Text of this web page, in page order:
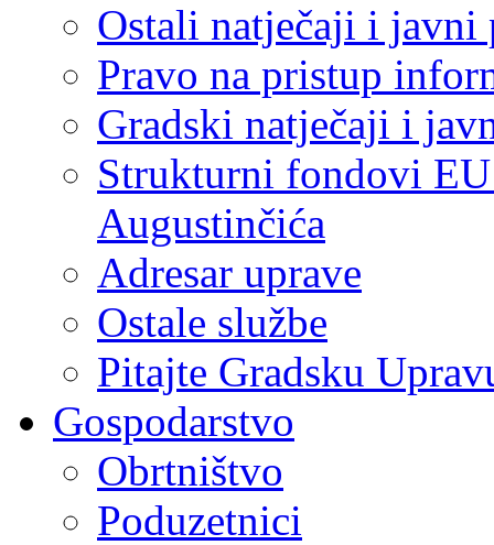
Ostali natječaji i javni
Pravo na pristup
Gradski natječaji i
Strukturni fondovi
Augustinčića
Adresar uprave
Ostale službe
Pitajte Gradsku
Gospodarstvo
Obrtništvo
Poduzetnici